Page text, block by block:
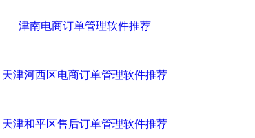
津南电商订单管理软件推荐
天津河西区电商订单管理软件推荐
天津和平区售后订单管理软件推荐